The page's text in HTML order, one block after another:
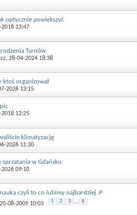
optycznie powiekszyć
2018 13:47
Tarnów
, 28-04-2024 18:38
ktoś organizował
2026 13:15
2018 12:25
klimatyzację
2026 11:30
sprzatania w Gdańsku
2026 09:10
nauka czyli to co lubimy najbardziej :P
08-2009 10:03 1 2 3 ... 8